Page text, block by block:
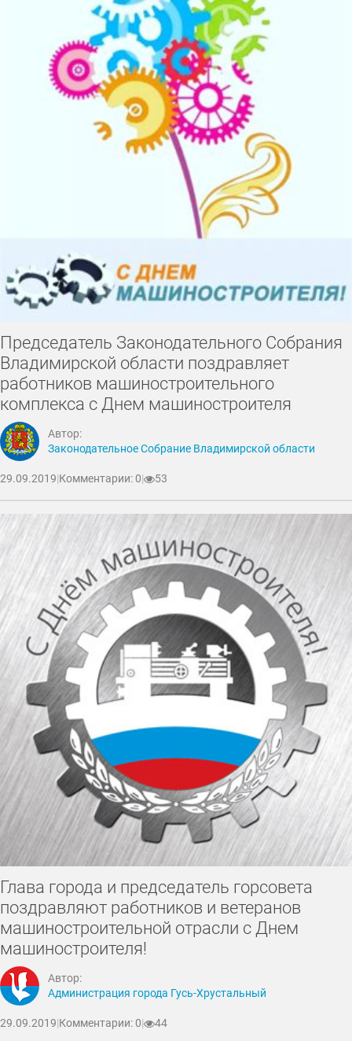
Председатель Законодательного Собрания
Владимирской области поздравляет
работников машиностроительного
комплекса с Днем машиностроителя
Автор:
Законодательное Собрание Владимирской области
29.09.2019|Комментарии: 0| 53
Глава города и председатель горсовета
поздравляют работников и ветеранов
машиностроительной отрасли с Днем
машиностроителя!
Автор:
Администрация города Гусь-Хрустальный
29.09.2019|Комментарии: 0| 44